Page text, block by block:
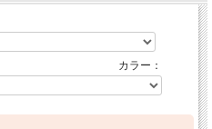
カラー：